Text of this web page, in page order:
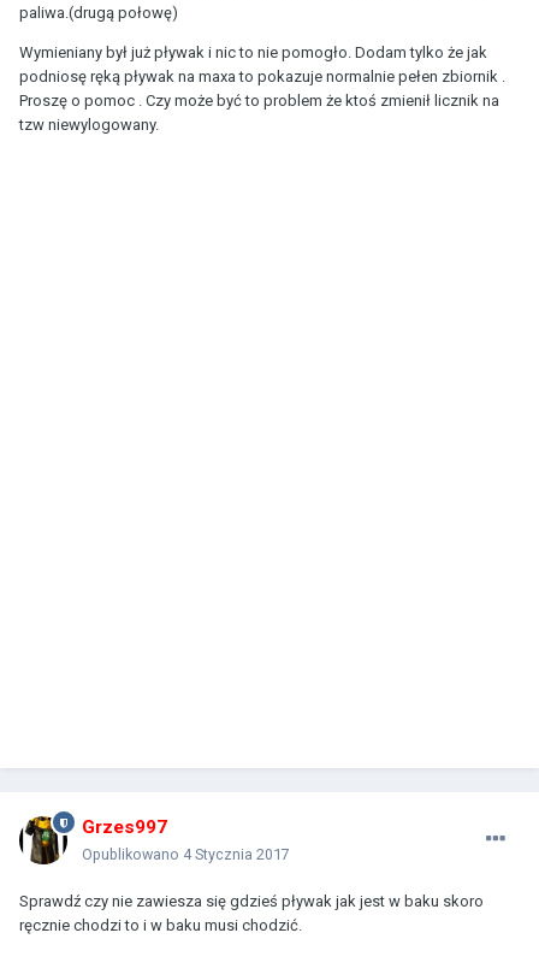
paliwa.(drugą połowę)
Wymieniany był już pływak i nic to nie pomogło. Dodam tylko że jak
podniosę ręką pływak na maxa to pokazuje normalnie pełen zbiornik .
Proszę o pomoc . Czy może być to problem że ktoś zmienił licznik na
tzw niewylogowany.
Grzes997
Opublikowano 4 Stycznia 2017
Sprawdź czy nie zawiesza się gdzieś pływak jak jest w baku skoro
ręcznie chodzi to i w baku musi chodzić.